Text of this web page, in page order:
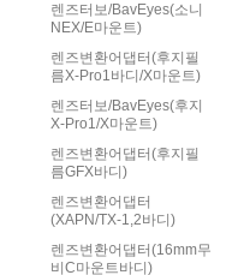
렌즈터보/BavEyes(소니
NEX/E마운트)
렌즈변환어댑터(후지필
름X-Pro1바디/X마운트)
렌즈터보/BavEyes(후지
X-Pro1/X마운트)
렌즈변환어댑터(후지필
름GFX바디)
렌즈변환어댑터
(XAPN/TX-1,2바디)
렌즈변환어댑터(16mm무
비C마운트바디)